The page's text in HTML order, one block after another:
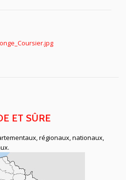
ET SÛRE
régionaux, nationaux,